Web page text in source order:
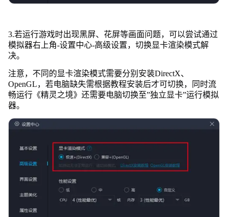
3.若运行游戏时出现黑屏、花屏等画面问题，可以尝试通过
模拟器右上角-设置中心-高级设置，切换显卡渲染模式解
决。
注意，不同的显卡渲染模式需要分别安装DirectX、
OpenGL，若电脑缺失需根据教程安装后才可切换，同时流
畅运行《精灵之境》还需要电脑切换至”独立显卡”运行模拟
器。